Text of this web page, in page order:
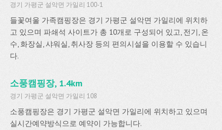
경기 가평군 설악면 가일리 100-1
들꽃여울 가족캠핑장은 경기 가평군 설악면 가일리에 위치하
고 있으며 파쇄석 사이트가 총 10개로 구성되어 있고, 전기, 온
수, 화장실, 샤워실, 취사장 등의 편의시설을 이용할 수 있습니
다.
소풍캠핑장, 1.4km
경기 가평군 설악면 가일리 108
소풍캠핑장은 경기 가평군 설악면 가일리에 위치하고 있으며
실시간예약방식으로 예약이 가능합니다.